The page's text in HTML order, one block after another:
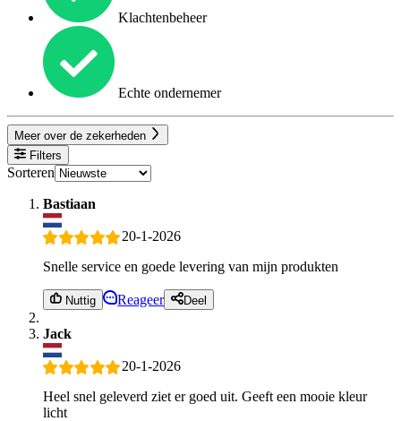
Klachtenbeheer
Echte ondernemer
Meer over de zekerheden
Filters
Sorteren
Bastiaan
20-1-2026
Snelle service en goede levering van mijn produkten
Nuttig Reageer Deel
Jack
20-1-2026
Heel snel geleverd ziet er goed uit. Geeft een mooie kleur
licht